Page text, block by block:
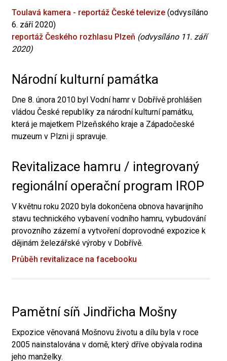
Toulavá kamera - reportáž České televize (odvysíláno
6. září 2020)
reportáž Českého rozhlasu Plzeň (odvysíláno 11. září
2020)
Národní kulturní památka
Dne 8. února 2010 byl Vodní hamr v Dobřívě prohlášen
vládou České republiky za národní kulturní památku,
která je majetkem Plzeňského kraje a Západočeské
muzeum v Plzni ji spravuje.
Revitalizace hamru / integrovaný
regionální operační program IROP
V květnu roku 2020 byla dokončena obnova havarijního
stavu technického vybavení vodního hamru, vybudování
provozního zázemí a vytvoření doprovodné expozice k
dějinám železářské výroby v Dobřívě.
Průběh revitalizace na facebooku
Pamětní síň Jindřicha Mošny
Expozice věnovaná Mošnovu životu a dílu byla v roce
2005 nainstalována v domě, který dříve obývala rodina
jeho manželky.